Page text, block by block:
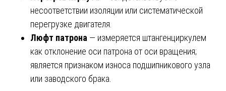
несоответствии изоляции или систематической
перегрузке двигателя.
Люфт патрона — измеряется штангенциркулем
как отклонение оси патрона от оси вращения;
является признаком износа подшипникового узла
или заводского брака.